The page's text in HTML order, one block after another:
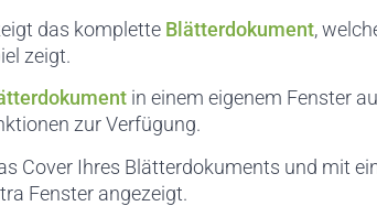
das komplette Blätterdokument,
zeigt.
in einem eigenem Fenster
zur Verfügung.
Cover Ihres Blätterdokuments und mit
Fenster angezeigt.